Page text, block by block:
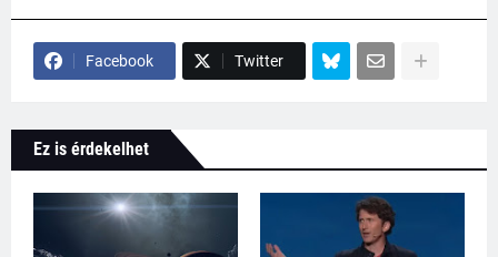
Facebook Twitter
Ez is érdekelhet